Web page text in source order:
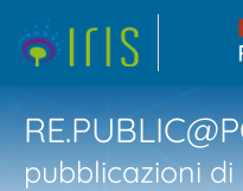
pubblicazioni